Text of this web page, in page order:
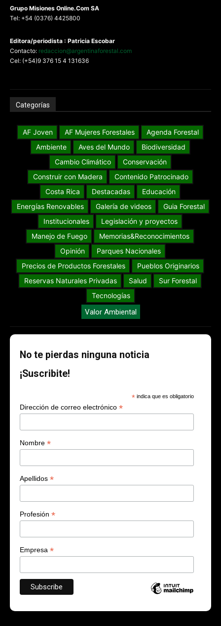
Grupo Misiones Online.Com SA
Tel: +54 (0376) 4425800
Editora/periodista : Patricia Escobar
Contacto: redaccion@argentinaforestal.com
Cel: (+54)9 376 15 4 131636
Categorías
AF Joven AF Mujeres Forestales
Agenda Forestal
Ambiente
Aves del Mundo
Biodiversidad
Cambio Climático
Conservación
Construir con Madera
Contenido Patrocinado
Costa Rica
Destacadas
Educación
Energías Renovables
Galería de videos
Guia Forestal
Institucionales
Legislación y proyectos
Manejo de Fuego
Memorias&Reconocimientos
Opinión
Parques Nacionales
Precios de Productos Forestales
Pueblos Originarios
Reservas Naturales Privadas
Salud
Sur Forestal
Tecnologías
Valor Ambiental
No te pierdas ninguna noticia
¡Suscribite!
* indica que es obligatorio
Dirección de correo electrónico *
Nombre *
Apellidos *
Profesión *
Empresa *